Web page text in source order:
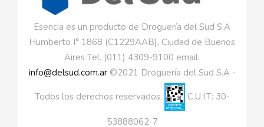
Esencia es un producto de Droguería del Sud S.A
Humberto I° 1868 (C1229AAB), Ciudad de Buenos
Aires Tel. (011) 4309-9100 email:
info@delsud.com.ar©2021 Droguería del Sud S.A -
Todos los derechos reservados. C.U.I.T: 30-
53888062-7